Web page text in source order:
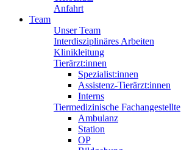
Anfahrt
Team
Unser Team
Interdisziplinäres Arbeiten
Klinikleitung
Tierärzt:innen
Spezialist:innen
Assistenz-Tierärzt:innen
Interns
Tiermedizinische Fachangestellte
Ambulanz
Station
OP